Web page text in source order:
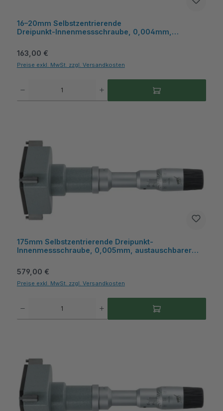
16–20mm Selbstzentrierende
Dreipunkt‑Innenmessschraube, 0,004mm,
Regulärer Preis:
163,00 €
Preise exkl. MwSt. zzgl. Versandkosten
175mm Selbstzentrierende Dreipunkt-
Innenmessschraube, 0,005mm, austauschbarer
Regulärer Preis:
579,00 €
Preise exkl. MwSt. zzgl. Versandkosten